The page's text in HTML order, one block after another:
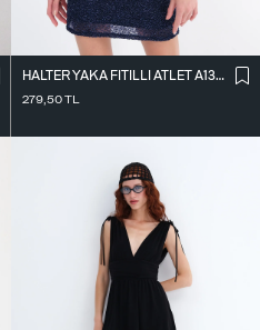
HALTER YAKA FITILLI ATLET A13294-L7
279,50TL